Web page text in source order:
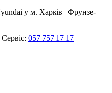
Сервіс: 057 757 17 17